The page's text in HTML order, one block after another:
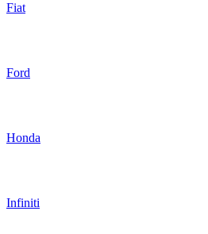
Fiat
Ford
Honda
Infiniti